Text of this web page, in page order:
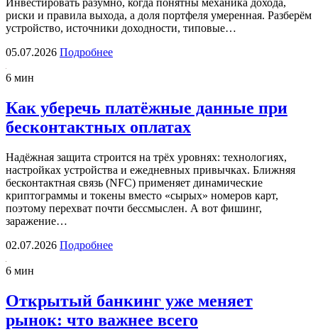
риски и правила выхода, а доля портфеля умеренная. Разберём
устройство, источники доходности, типовые…
05.07.2026 Подробнее
6 мин
Как уберечь платёжные данные при
бесконтактных оплатах
Надёжная защита строится на трёх уровнях: технологиях,
настройках устройства и ежедневных привычках. Ближняя
бесконтактная связь (NFC) применяет динамические
криптограммы и токены вместо «сырых» номеров карт,
поэтому перехват почти бессмыслен. А вот фишинг,
заражение…
02.07.2026 Подробнее
6 мин
Открытый банкинг уже меняет
рынок: что важнее всего